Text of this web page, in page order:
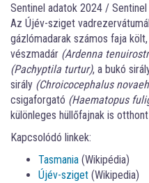
Sentinel adatok 2024 /
Az Újév-sziget
gázlómadarak számos faja
vészmadár (Ardenna
(Pachyptila turtur), a bukó
sirály (Chroicocephalus
csigaforgató (Haematopus
különleges hüllőfajnak is
Kapcsolódó linkek:
Tasmania (Wikipédia)
Újév-sziget (Wikipedia)